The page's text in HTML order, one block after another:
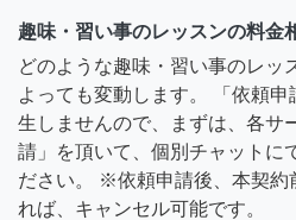
趣味・習い事のレッスンの料金
どのような趣味・習い事のレッ
よっても変動します。 「依頼
生しませんので、まずは、各サ
請」を頂いて、個別チャットに
ださい。 ※依頼申請後、本契約
れば、キャンセル可能です。